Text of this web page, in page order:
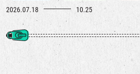
2026.07.18 10.25